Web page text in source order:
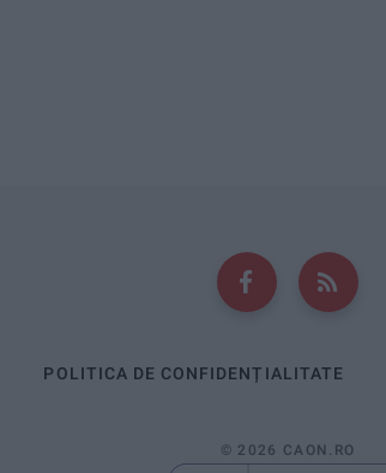
POLITICA DE CONFIDENȚIALITATE
© 2026 CAON.RO